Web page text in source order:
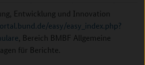
Entwicklung und Innovation
easy/easy_index.php?
, Bereich BMBF Allgemeine
für Berichte.